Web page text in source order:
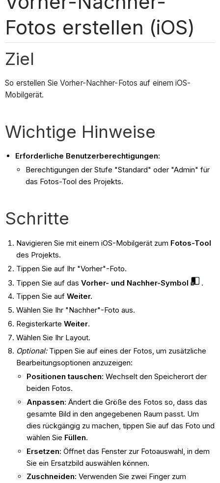
Fotos erstellen (iOS)
Ziel
So erstellen Sie Vorher-Nachher-Fotos auf einem iOS-
Mobilgerät.
Wichtige Hinweise
Erforderliche Benutzerberechtigungen:
Berechtigungen der Stufe "Standard" oder "Admin" für
das Fotos-Tool des Projekts.
Schritte
Navigieren Sie mit einem iOS-Mobilgerät zum Fotos-Tool
des Projekts.
Tippen Sie auf Ihr "Vorher"-Foto.
Tippen Sie auf das Vorher- und Nachher-Symbol
.
Tippen Sie auf Weiter.
Wählen Sie Ihr "Nachher"-Foto aus.
Registerkarte Weiter.
Wählen Sie Ihr Layout.
Optional: Tippen Sie auf eines der Fotos, um zusätzliche
Bearbeitungsoptionen anzuzeigen:
Positionen tauschen: Wechselt den Speicherort der
beiden Fotos.
Anpassen: Ändert die Größe des Fotos so, dass das
gesamte Bild in den angegebenen Raum passt. Um
dies rückgängig zu machen, tippen Sie auf das Foto und
wählen Sie Füllen.
Ersetzen: Öffnet das Fenster zur Fotoauswahl, in dem
Sie ein Ersatzbild auswählen können.
Zuschneiden: Verwenden Sie zwei Finger zum